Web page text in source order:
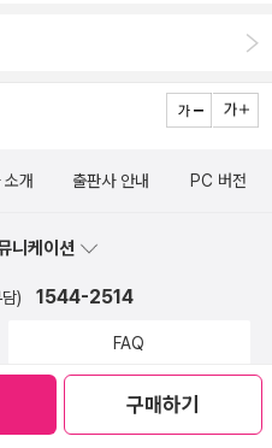
구매하기
고파 한다는 것. 시간을 되돌리
열여덟로 남아있지만 그럼에도
이의 시간이 멈췄다. 그리고 그
보면 주변인들은 상실로 인한 고
구, 마을사람들. 우리 주변에 심
성되었고, 쉽게 잊혀져서는 안
어졌다.매체를 통해 의인으로 소
살아난 이의 이야기나 희생한 이
다. 이러한 판타지 요소는 전체
을게'는 추모와 성장, 그리고 시간
여기고, 현재의 삶을 더 의미 있
, 삶과 죽음, 그리고 인간관계에
책은 청소년뿐만 아니라, 모든 세
수 있는 작품입니다.
청소년성장소설#여름소설추천#
개 출판사 안내 PC 버전
니케이션
) 1544-2514
FAQ
영업시간 안내